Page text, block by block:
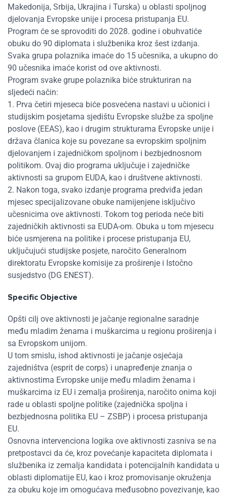
Makedonija, Srbija, Ukrajina i Turska) u oblasti spoljnog
djelovanja Evropske unije i procesa pristupanja EU.
Program će se sprovoditi do 2028. godine i obuhvatiće
obuku do 90 diplomata i službenika kroz šest izdanja.
Svaka grupa polaznika imaće do 15 učesnika, a ukupno do
90 učesnika imaće korist od ove aktivnosti.
Program svake grupe polaznika biće strukturiran na
sljedeći način:
1. Prva četiri mjeseca biće posvećena nastavi u učionici i
studijskim posjetama sjedištu Evropske službe za spoljne
poslove (EEAS), kao i drugim strukturama Evropske unije i
država članica koje su povezane sa evropskim spoljnim
djelovanjem i zajedničkom spoljnom i bezbjednosnom
politikom. Ovaj dio programa uključuje i zajedničke
aktivnosti sa grupom EUDA, kao i društvene aktivnosti.
2. Nakon toga, svako izdanje programa predviđa jedan
mjesec specijalizovane obuke namijenjene isključivo
učesnicima ove aktivnosti. Tokom tog perioda neće biti
zajedničkih aktivnosti sa EUDA-om. Obuka u tom mjesecu
biće usmjerena na politike i procese pristupanja EU,
uključujući studijske posjete, naročito Generalnom
direktoratu Evropske komisije za proširenje i Istočno
susjedstvo (DG ENEST).
Specific Objective
Opšti cilj ove aktivnosti je jačanje regionalne saradnje
među mladim ženama i muškarcima u regionu proširenja i
sa Evropskom unijom.
U tom smislu, ishod aktivnosti je jačanje osjećaja
zajedništva (esprit de corps) i unapređenje znanja o
aktivnostima Evropske unije među mladim ženama i
muškarcima iz EU i zemalja proširenja, naročito onima koji
rade u oblasti spoljne politike (zajednička spoljna i
bezbjednosna politika EU – ZSBP) i procesa pristupanja
EU.
Osnovna intervenciona logika ove aktivnosti zasniva se na
pretpostavci da će, kroz povećanje kapaciteta diplomata i
službenika iz zemalja kandidata i potencijalnih kandidata u
oblasti diplomatije EU, kao i kroz promovisanje okruženja
za obuku koje im omogućava međusobno povezivanje, kao